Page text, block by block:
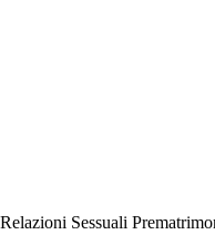
Relazioni Sessuali